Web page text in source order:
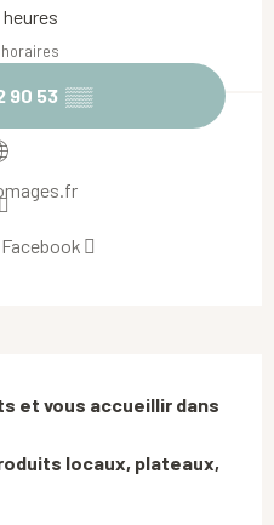
90 53 ▒▒
et vous accueillir dans
locaux, plateaux,